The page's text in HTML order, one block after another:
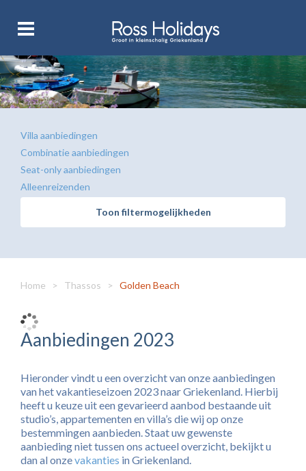
Villa aanbiedingen
Combinatie aanbiedingen
Seat-only aanbiedingen
Alleenreizenden
Toon filtermogelijkheden
Home > Thassos > Golden Beach
Aanbiedingen 2023
Hieronder vindt u een overzicht van onze aanbiedingen
van het vakantieseizoen 2023 naar Griekenland. Hierbij
heeft u keuze uit een gevarieerd aanbod bestaande uit
studio’s, appartementen en villa’s die wij op onze
bestemmingen aanbieden. Staat uw gewenste
aanbieding niet tussen ons actueel overzicht, bekijkt u
dan al onzevakanties in Griekenland.